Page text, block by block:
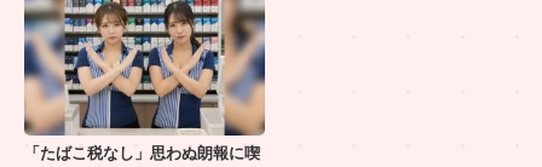
「たばこ税なし」思わぬ朗報に喫